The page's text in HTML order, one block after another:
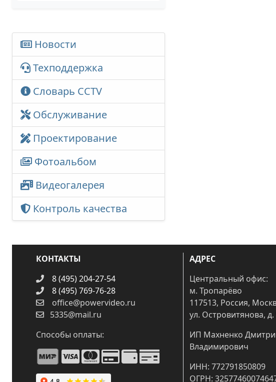
Новости
Техподдержка
Словарь CCTV
Обслуживание
Проектирование
Фотоальбом
Видеогалерея
Контроль качества
КОНТАКТЫ
8 (495) 204-27-54
8 (495) 769-76-28
office@powervideo.ru
5335@mail.ru
Способы оплаты:
АДРЕС
Центральный офис:
м. Тропарёво
117513, Россия,
ул. Островитянова, д.
ИП Махненко
Владимирович
ИНН: 772791850809
ОГРН: